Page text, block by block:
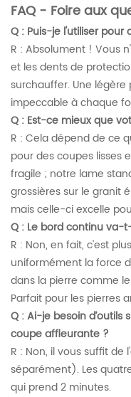
FAQ - Foire aux
Q : Puis-je l'utiliser pour
R : Absolument ! Vous
et les dents de
surchauffer. Une
impeccable à chaque
Q : Est-ce mieux que
R : Cela dépend de ce
pour des coupes lisses
fragile ; notre lame
grossières sur le granit
mais celle-ci excelle
Q : Le bord continu va-
R : Non, en fait, c'est
uniformément la force
dans la pierre comme
Parfait pour les pierres
Q : Ai-je besoin d’outils
coupe affleurante ?
R : Non, il vous suffit
séparément). Les
qui prend 2 minutes.